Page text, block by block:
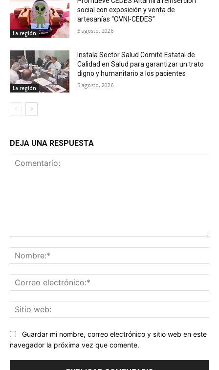
La región
social con exposición y venta de
artesanías “OVNI-CEDES”
5 agosto, 2026
La región
Instala Sector Salud Comité Estatal de
Calidad en Salud para garantizar un trato
digno y humanitario a los pacientes
5 agosto, 2026
DEJA UNA RESPUESTA
Guardar mi nombre, correo electrónico y sitio web en este
navegador la próxima vez que comente.